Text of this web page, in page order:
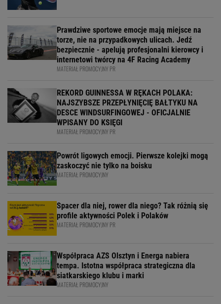
Prawdziwe sportowe emocje mają miejsce na
torze, nie na przypadkowych ulicach. Jedź
bezpiecznie - apelują profesjonalni kierowcy i
internetowi twórcy na 4F Racing Academy
MATERIAŁ PROMOCYJNY PR
REKORD GUINNESSA W RĘKACH POLAKA:
NAJSZYBSZE PRZEPŁYNIĘCIĘ BAŁTYKU NA
DESCE WINDSURFINGOWEJ - OFICJALNIE
WPISANY DO KSIĘGI
MATERIAŁ PROMOCYJNY PR
Powrót ligowych emocji. Pierwsze kolejki mogą
zaskoczyć nie tylko na boisku
MATERIAŁ PROMOCYJNY
Spacer dla niej, rower dla niego? Tak różnią się
profile aktywności Polek i Polaków
MATERIAŁ PROMOCYJNY PR
Współpraca AZS Olsztyn i Energa nabiera
tempa. Istotna współpraca strategiczna dla
siatkarskiego klubu i marki
MATERIAŁ PROMOCYJNY